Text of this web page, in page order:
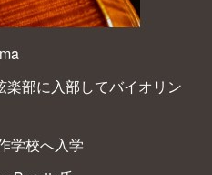
部に入部してバイオリン
学校へ入学